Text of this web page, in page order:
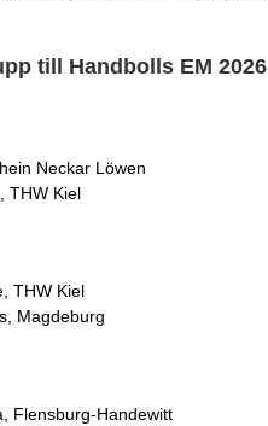
till Handbolls EM 2026
Neckar Löwen
THW Kiel
THW Kiel
Magdeburg
Flensburg-Handewitt